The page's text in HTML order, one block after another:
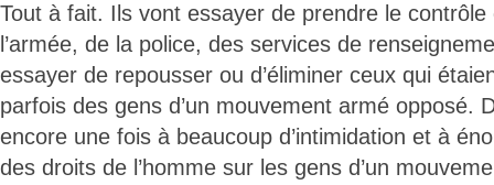
Tout à fait. Ils vont essayer de prendre le contrôle
l’armée, de la police, des services de
essayer de repousser ou d’éliminer ceux qui
parfois des gens d’un mouvement armé opposé.
encore une fois à beaucoup d’intimidation et à
des droits de l’homme sur les gens d’un